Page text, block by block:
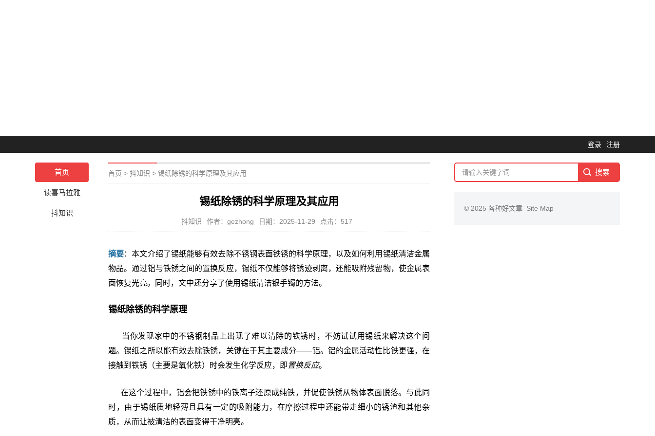
登录 注册
首页
读喜马拉雅
抖知识
首页 > 抖知识 > 锡纸除锈的科学原理及其应用
锡纸除锈的科学原理及其应用
抖知识 作者：gezhong 日期：2025-11-29 点击：517
摘要：本文介绍了锡纸能够有效去除不锈钢表面铁锈的科学原理，以及如何利用锡纸清洁金属
物品。通过铝与铁锈之间的置换反应，锡纸不仅能够将锈迹剥离，还能吸附残留物，使金属表
面恢复光亮。同时，文中还分享了使用锡纸清洁银手镯的方法。
锡纸除锈的科学原理
当你发现家中的不锈钢制品上出现了难以清除的铁锈时，不妨试试用锡纸来解决这个问
题。锡纸之所以能有效去除铁锈，关键在于其主要成分——铝。铝的金属活动性比铁更强，在
接触到铁锈（主要是氧化铁）时会发生化学反应，即 置换反应。
在这个过程中，铝会把铁锈中的铁离子还原成纯铁，并促使铁锈从物体表面脱落。与此同
时，由于锡纸质地轻薄且具有一定的吸附能力，在摩擦过程中还能带走细小的锈渣和其他杂
质，从而让被清洁的表面变得干净明亮。
© 2025 各种好文章 Site Map